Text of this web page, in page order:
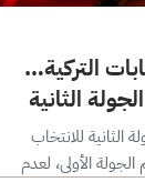
التركية…
الثانية
الثانية للانتخاب
الأولى، لعدم